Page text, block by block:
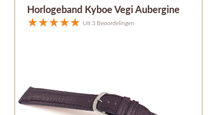
Horlogeband Kyboe Vegi Aubergine
Uit 3 Beoordelingen